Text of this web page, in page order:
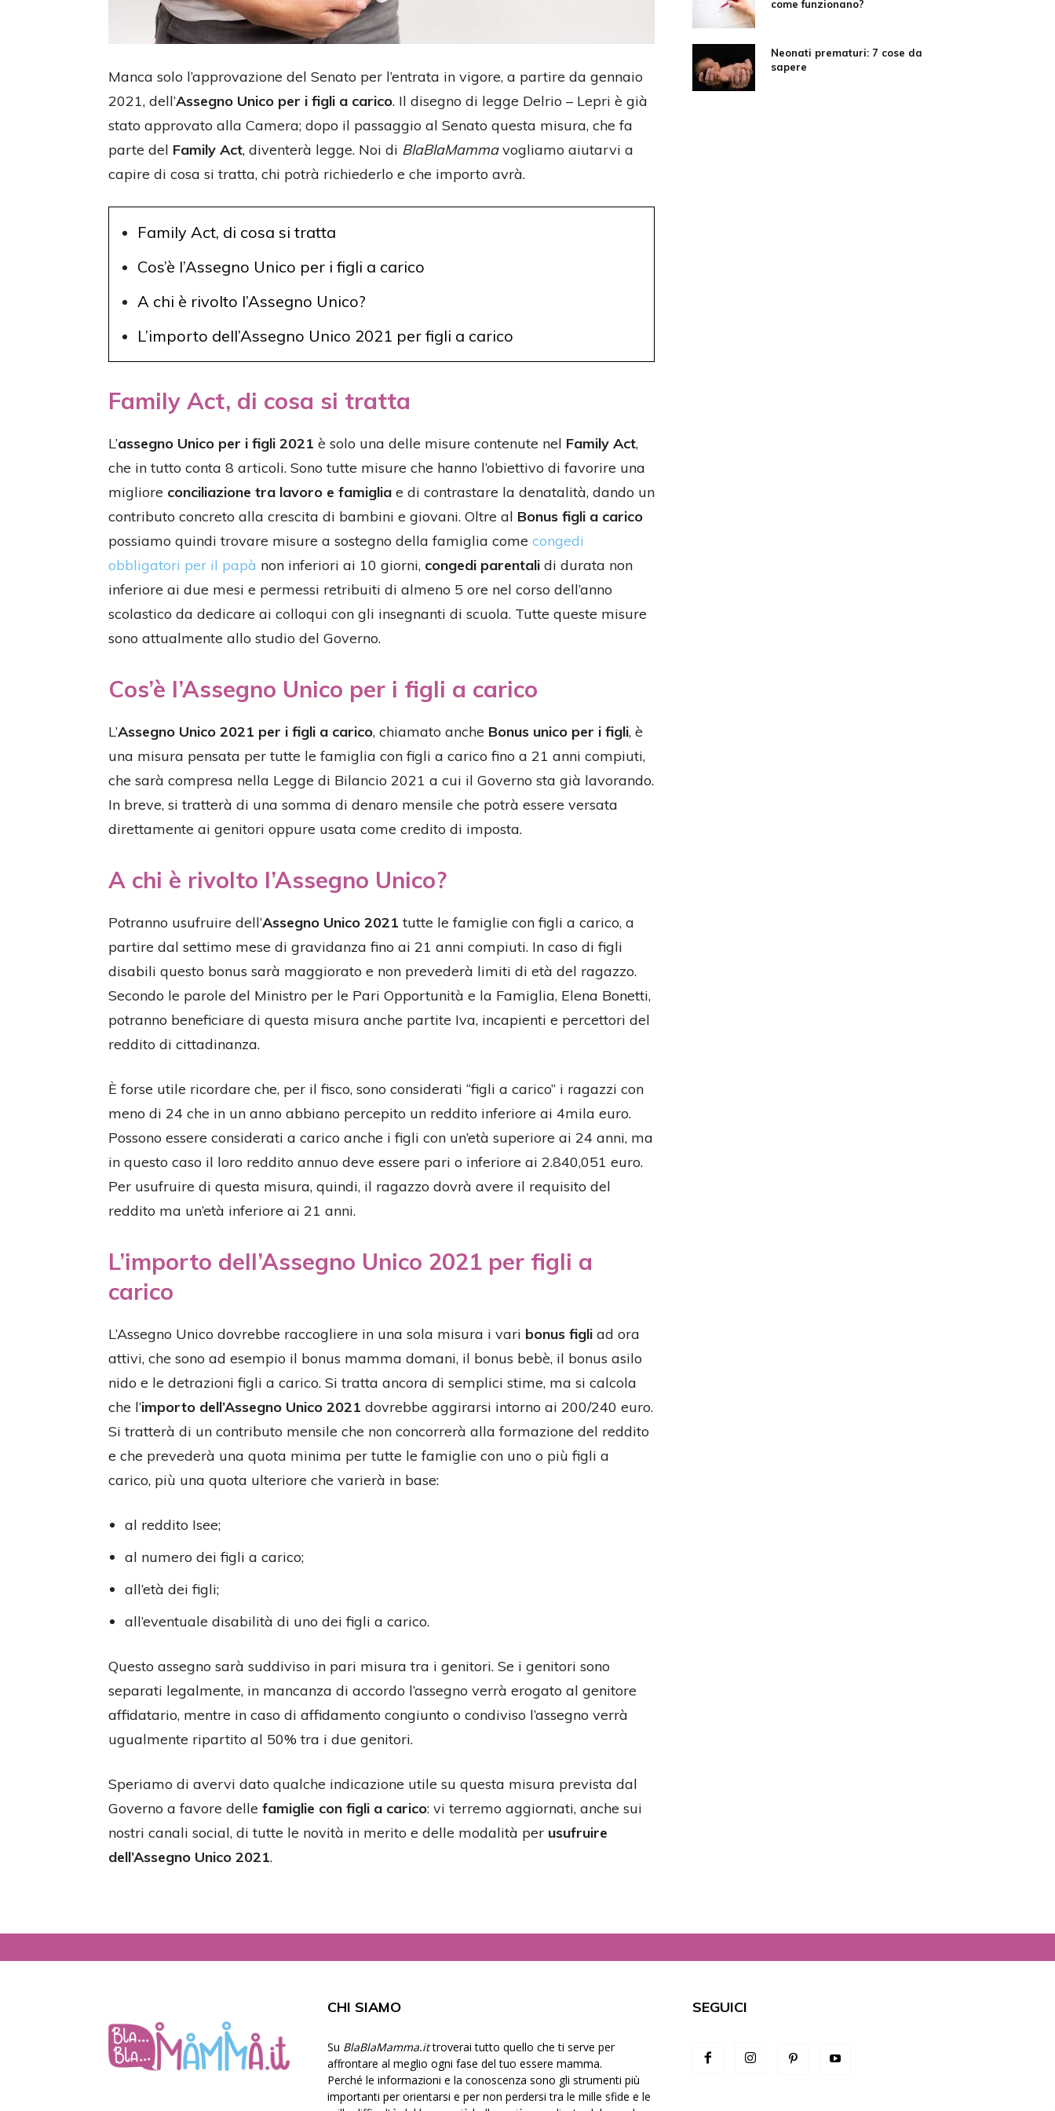
Manca solo l’approvazione del Senato per l’entrata in vigore, a partire da gennaio
2021, dell’Assegno Unico per i figli a carico. Il disegno di legge Delrio – Lepri è già
stato approvato alla Camera; dopo il passaggio al Senato questa misura, che fa
parte del Family Act, diventerà legge. Noi di BlaBlaMammavogliamo aiutarvi a
capire di cosa si tratta, chi potrà richiederlo e che importo avrà.
Family Act, di cosa si tratta
Cos’è l’Assegno Unico per i figli a carico
A chi è rivolto l’Assegno Unico?
L’importo dell’Assegno Unico 2021 per figli a carico
Family Act, di cosa si tratta
L’assegno Unico per i figli 2021 è solo una delle misure contenute nel Family Act,
che in tutto conta 8 articoli. Sono tutte misure che hanno l’obiettivo di favorire una
migliore conciliazione tra lavoro e famiglia e di contrastare la denatalità, dando un
contributo concreto alla crescita di bambini e giovani. Oltre al Bonus figli a carico
possiamo quindi trovare misure a sostegno della famiglia come congedi
obbligatori per il papà non inferiori ai 10 giorni, congedi parentali di durata non
inferiore ai due mesi e permessi retribuiti di almeno 5 ore nel corso dell’anno
scolastico da dedicare ai colloqui con gli insegnanti di scuola. Tutte queste misure
sono attualmente allo studio del Governo.
Cos’è l’Assegno Unico per i figli a carico
L’Assegno Unico 2021 per i figli a carico, chiamato anche Bonus unico per i figli, è
una misura pensata per tutte le famiglia con figli a carico fino a 21 anni compiuti,
che sarà compresa nella Legge di Bilancio 2021 a cui il Governo sta già lavorando.
In breve, si tratterà di una somma di denaro mensile che potrà essere versata
direttamente ai genitori oppure usata come credito di imposta.
A chi è rivolto l’Assegno Unico?
Potranno usufruire dell’Assegno Unico 2021 tutte le famiglie con figli a carico, a
partire dal settimo mese di gravidanza fino ai 21 anni compiuti. In caso di figli
disabili questo bonus sarà maggiorato e non prevederà limiti di età del ragazzo.
Secondo le parole del Ministro per le Pari Opportunità e la Famiglia, Elena Bonetti,
potranno beneficiare di questa misura anche partite Iva, incapienti e percettori del
reddito di cittadinanza.
È forse utile ricordare che, per il fisco, sono considerati “figli a carico” i ragazzi con
meno di 24 che in un anno abbiano percepito un reddito inferiore ai 4mila euro.
Possono essere considerati a carico anche i figli con un’età superiore ai 24 anni, ma
in questo caso il loro reddito annuo deve essere pari o inferiore ai 2.840,051 euro.
Per usufruire di questa misura, quindi, il ragazzo dovrà avere il requisito del
reddito ma un’età inferiore ai 21 anni.
L’importo dell’Assegno Unico 2021 per figli a
carico
L’Assegno Unico dovrebbe raccogliere in una sola misura i vari bonus figli ad ora
attivi, che sono ad esempio il bonus mamma domani, il bonus bebè, il bonus asilo
nido e le detrazioni figli a carico. Si tratta ancora di semplici stime, ma si calcola
che l’importo dell’Assegno Unico 2021 dovrebbe aggirarsi intorno ai 200/240 euro.
Si tratterà di un contributo mensile che non concorrerà alla formazione del reddito
e che prevederà una quota minima per tutte le famiglie con uno o più figli a
carico, più una quota ulteriore che varierà in base:
al reddito Isee;
al numero dei figli a carico;
all’età dei figli;
all’eventuale disabilità di uno dei figli a carico.
Questo assegno sarà suddiviso in pari misura tra i genitori. Se i genitori sono
separati legalmente, in mancanza di accordo l’assegno verrà erogato al genitore
affidatario, mentre in caso di affidamento congiunto o condiviso l’assegno verrà
ugualmente ripartito al 50% tra i due genitori.
Speriamo di avervi dato qualche indicazione utile su questa misura prevista dal
Governo a favore delle famiglie con figli a carico: vi terremo aggiornati, anche sui
nostri canali social, di tutte le novità in merito e delle modalità per usufruire
dell’Assegno Unico 2021.
come funzionano?
Neonati prematuri: 7 cose da
sapere
CHI SIAMO
Su BlaBlaMamma.ittroverai tutto quello che ti serve per
affrontare al meglio ogni fase del tuo essere mamma.
Perché le informazioni e la conoscenza sono gli strumenti più
importanti per orientarsi e per non perdersi tra le mille sfide e le
SEGUICI